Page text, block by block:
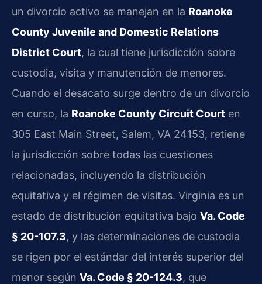
un divorcio activo se manejan en la Roanoke
County Juvenile and Domestic Relations
District Court, la cual tiene jurisdicción sobre
custodia, visita y manutención de menores.
Cuando el desacato surge dentro de un divorcio
en curso, la Roanoke County Circuit Court en
305 East Main Street, Salem, VA 24153, retiene
la jurisdicción sobre todas las cuestiones
relacionadas, incluyendo la distribución
equitativa y el régimen de visitas. Virginia es un
estado de distribución equitativa bajo Va. Code
§ 20-107.3, y las determinaciones de custodia
se rigen por el estándar del interés superior del
menor según Va. Code § 20-124.3, que